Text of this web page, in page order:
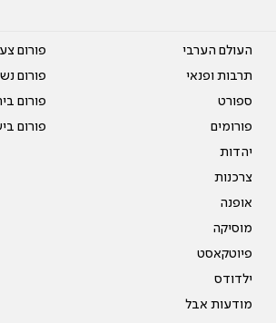
העולם הערבי
תרבות ופנאי
ספורט
פורומים
יהדות
צרכנות
אופנה
מוסיקה
פיוטקאסט
ילדודס
מודעות אבל
פורום
פורום
פורום
פורום